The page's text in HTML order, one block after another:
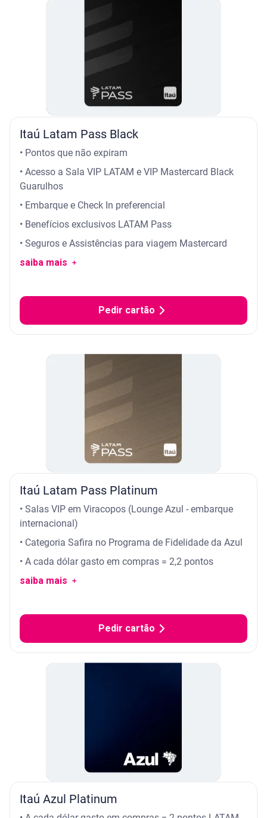
Itaú Latam Pass Black
• Pontos que não expiram
• Acesso a Sala VIP LATAM e VIP Mastercard Black
Guarulhos
• Embarque e Check In preferencial
• Benefícios exclusivos LATAM Pass
• Seguros e Assistências para viagem Mastercard
saiba mais ﹢
Pedir cartão
Itaú Latam Pass Platinum
• Salas VIP em Viracopos (Lounge Azul - embarque
internacional)
• Categoria Safira no Programa de Fidelidade da Azul
• A cada dólar gasto em compras = 2,2 pontos
saiba mais ﹢
Pedir cartão
Itaú Azul Platinum